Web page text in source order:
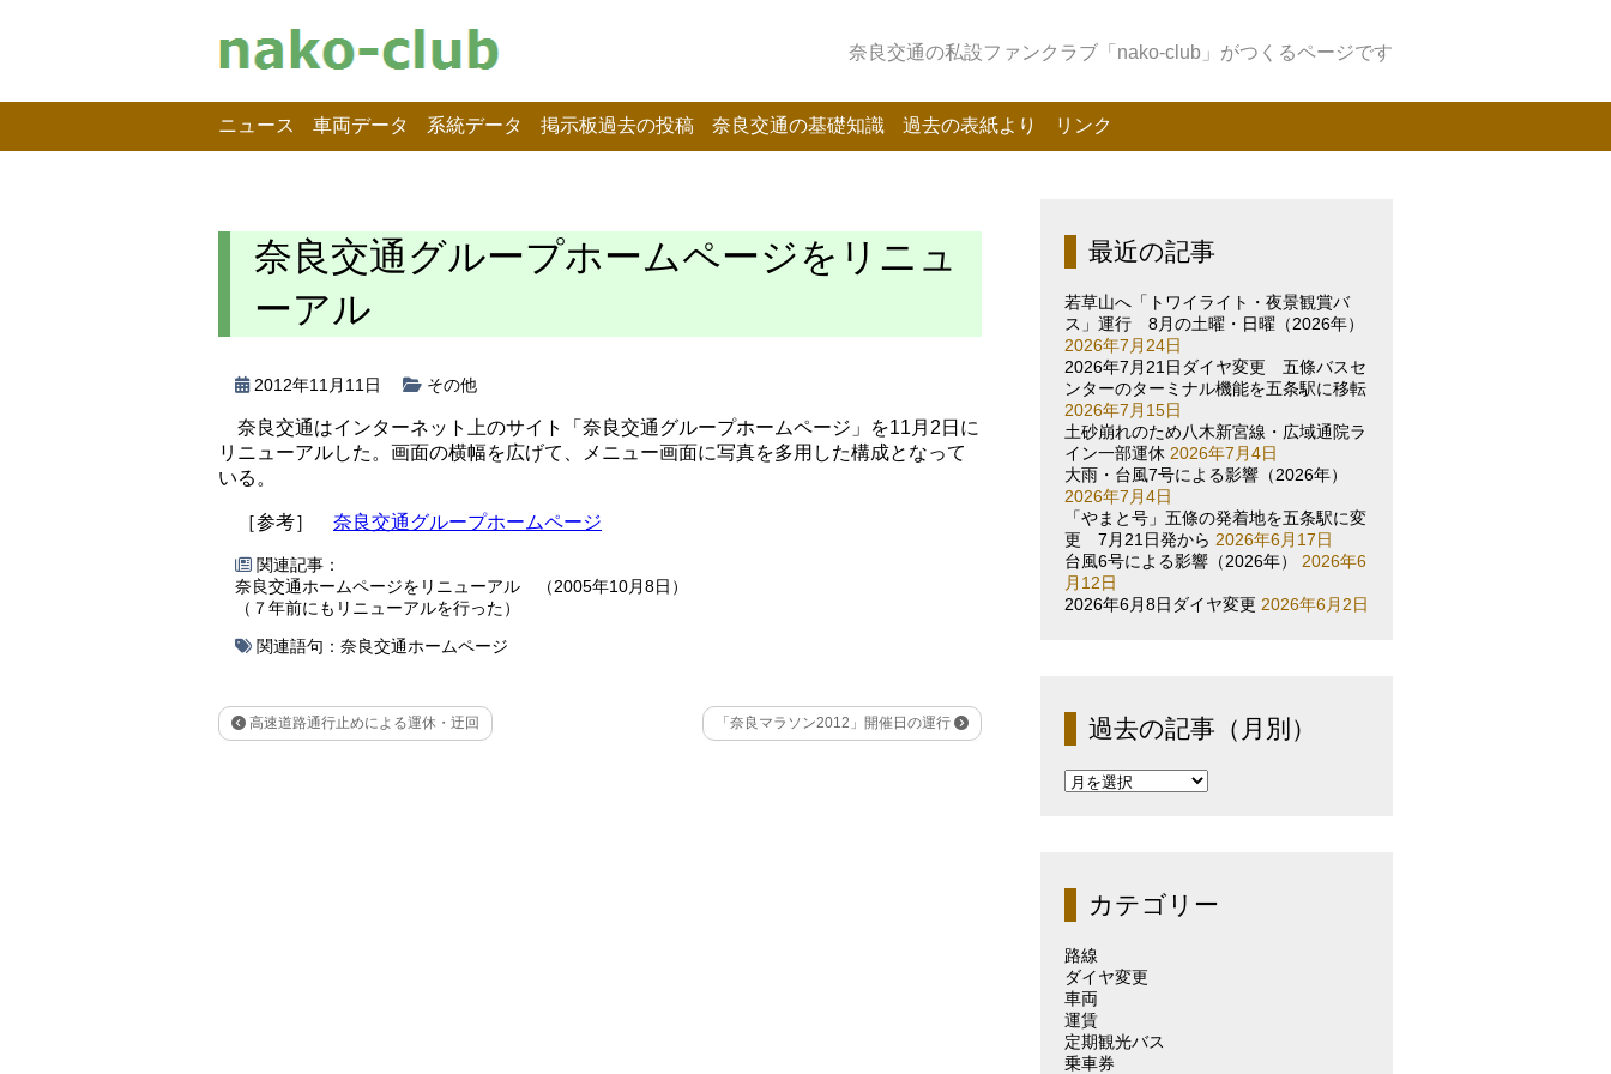
奈良交通の私設ファンクラブ「nako-club」がつくるページです
ニュース 車両データ 系統データ 掲示板過去の投稿 奈良交通の基礎知識 過去の表紙より リンク
奈良交通グループホームページをリニュ
ーアル
2012年11月11日 その他
奈良交通はインターネット上のサイト「奈良交通グループホームページ」を11月2日に
リニューアルした。画面の横幅を広げて、メニュー画面に写真を多用した構成となって
いる。
［参考］ 奈良交通グループホームページ
関連記事：
奈良交通ホームページをリニューアル （2005年10月8日）
（７年前にもリニューアルを行った）
関連語句： 奈良交通ホームページ
高速道路通行止めによる運休・迂回 「奈良マラソン2012」開催日の運行
最近の記事
若草山へ「トワイライト・夜景観賞バ
ス」運行 8月の土曜・日曜（2026年）
2026年7月24日
2026年7月21日ダイヤ変更 五條バスセ
ンターのターミナル機能を五条駅に移転
2026年7月15日
土砂崩れのため八木新宮線・広域通院ラ
イン一部運休 2026年7月4日
大雨・台風7号による影響（2026年）
2026年7月4日
「やまと号」五條の発着地を五条駅に変
更 7月21日発から 2026年6月17日
台風6号による影響（2026年）
2026年6
月12日
2026年6月8日ダイヤ変更 2026年6月2日
過去の記事（月別）
過
（月
別）カテゴリー
路線
ダイヤ変更
車両
運賃
定期観光バス
乗車券